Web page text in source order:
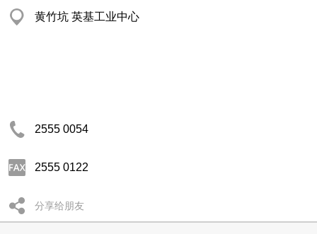
黄竹坑 英基工业中心
2555 0054
2555 0122
分享给朋友